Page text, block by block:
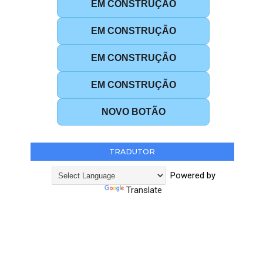
EM CONSTRUÇÃO
EM CONSTRUÇÃO
EM CONSTRUÇÃO
EM CONSTRUÇÃO
NOVO BOTÃO
TRADUTOR
Powered by
Translate